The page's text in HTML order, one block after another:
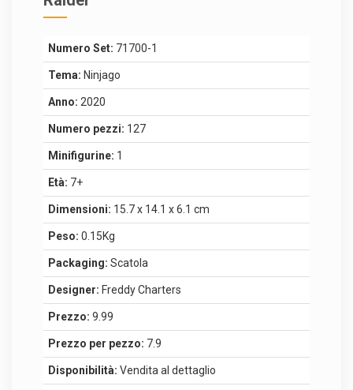
Numero Set: 71700-1
Tema: Ninjago
Anno: 2020
Numero pezzi: 127
Minifigurine: 1
Età: 7+
Dimensioni: 15.7 x 14.1 x 6.1 cm
Peso: 0.15Kg
Packaging: Scatola
Designer: Freddy Charters
Prezzo: 9.99
Prezzo per pezzo: 7.9
Disponibilità: Vendita al dettaglio